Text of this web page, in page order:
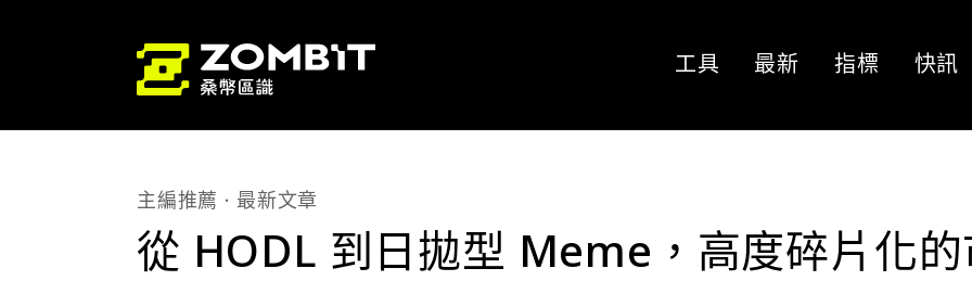
工具 最新 指標 快訊
主編推薦 最新文章
從 HODL 到日拋型 Meme，高度碎片化